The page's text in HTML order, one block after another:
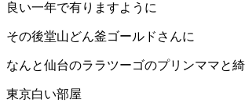
良い一年で有りますように
その後堂山どん釜ゴールドさんに
なんと仙台のララツーゴのプリンママと
東京白い部屋